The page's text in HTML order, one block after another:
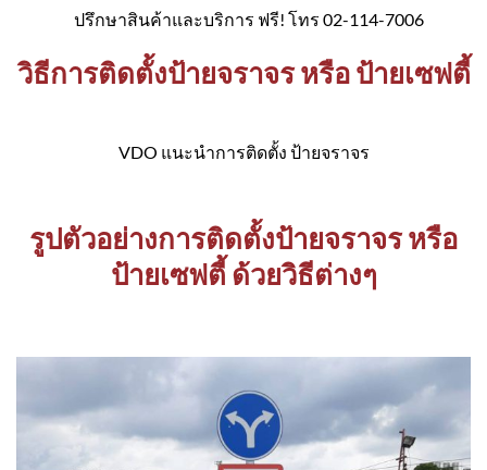
ปรึกษาสินค้าและบริการ ฟรี! โทร 02-114-7006
วิธีการติดตั้งป้ายจราจร หรือ ป้ายเซฟตี้
VDO แนะนำการติดตั้ง ป้ายจราจร
รูปตัวอย่างการติดตั้งป้ายจราจร หรือ
ป้ายเซฟตี้ ด้วยวิธีต่างๆ